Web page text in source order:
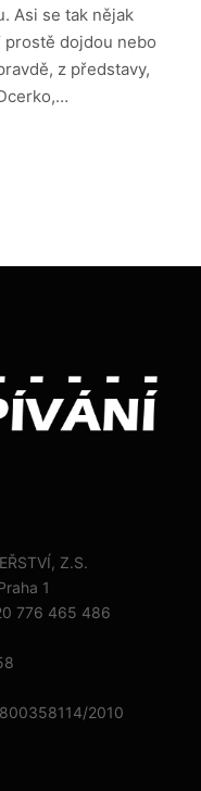
Asi se tak nějak
prostě dojdou nebo
z představy,
Z.S.
1
776 465 486
2010